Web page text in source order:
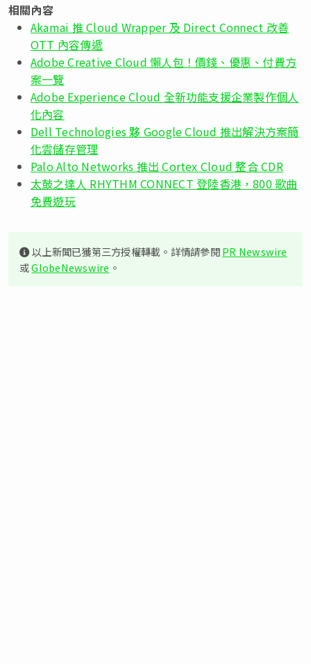
相關內容
Akamai 推 Cloud Wrapper 及 Direct Connect 改善
OTT 內容傳遞
Adobe Creative Cloud 懶人包！價錢、優惠、付費方
案一覽
Adobe Experience Cloud 全新功能支援企業製作個人
化內容
Dell Technologies 夥 Google Cloud 推出解決方案簡
化雲儲存管理
Palo Alto Networks 推出 Cortex Cloud 整合 CDR
太鼓之達人 RHYTHM CONNECT 登陸香港，800 歌曲
免費遊玩
以上新聞已獲第三方授權轉載。詳情請參閱PR Newswire
或GlobeNewswire 。